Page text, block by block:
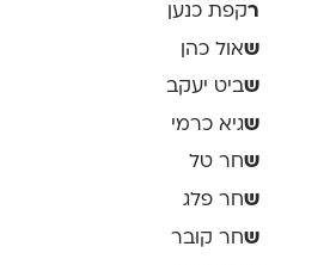
רקפת כנען
שאול כהן
שביט יעקב
שגיא כרמי
שחר טל
שחר פלג
שחר קובר